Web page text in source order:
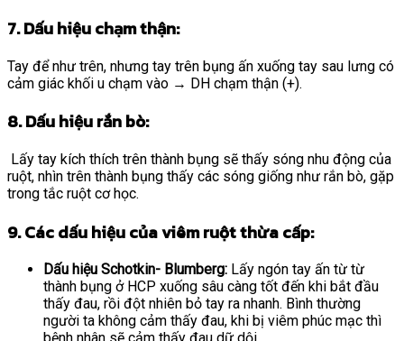
7. Dấu hiệu chạm thận:
Tay để như trên, nhưng tay trên bụng ấn xuống tay sau lưng có
cảm giác khối u chạm vào → DH chạm thận (+).
8. Dấu hiệu rắn bò:
Lấy tay kích thích trên thành bụng sẽ thấy sóng nhu động của
ruột, nhìn trên thành bụng thấy các sóng giống như rắn bò, gặp
trong tắc ruột cơ học.
9. Các dấu hiệu của viêm ruột thừa cấp:
Dấu hiệu Schotkin- Blumberg: Lấy ngón tay ấn từ từ
thành bụng ở HCP xuống sâu càng tốt đến khi bắt đầu
thấy đau, rồi đột nhiên bỏ tay ra nhanh. Bình thường
người ta không cảm thấy đau, khi bị viêm phúc mạc thì